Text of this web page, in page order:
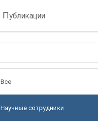
Публикации
Все
Научные сотрудники